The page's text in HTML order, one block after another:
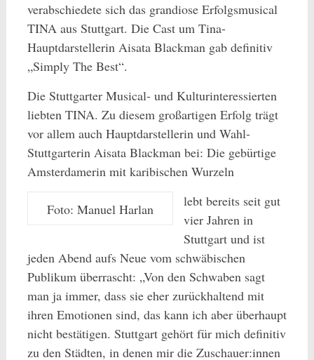
verabschiedete sich das grandiose Erfolgsmusical
TINA aus Stuttgart. Die Cast um Tina-
Hauptdarstellerin Aisata Blackman gab definitiv
„Simply The Best“.
Die Stuttgarter Musical- und Kulturinteressierten
liebten TINA. Zu diesem großartigen Erfolg trägt
vor allem auch Hauptdarstellerin und Wahl-
Stuttgarterin Aisata Blackman bei: Die gebürtige
Amsterdamerin mit karibischen Wurzeln
Foto: Manuel Harlan
lebt bereits seit gut
vier Jahren in
Stuttgart und ist
jeden Abend aufs Neue vom schwäbischen
Publikum überrascht: „Von den Schwaben sagt
man ja immer, dass sie eher zurückhaltend mit
ihren Emotionen sind, das kann ich aber überhaupt
nicht bestätigen. Stuttgart gehört für mich definitiv
zu den Städten, in denen mir die Zuschauer:innen